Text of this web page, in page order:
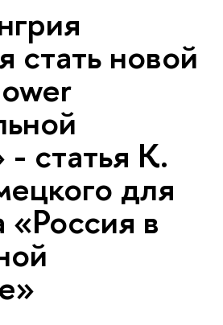
стать новой
статья К.
для
в